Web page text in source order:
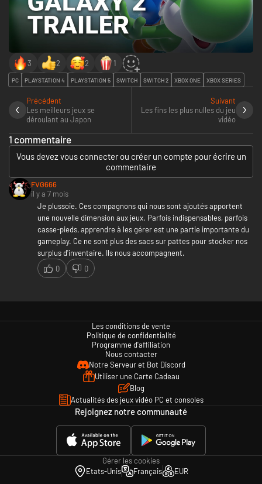
3 2 2 1
PC PLAYSTATION 4 PLAYSTATION 5 SWITCH SWITCH 2 XBOX ONE XBOX SERIES
Précédent
Les meilleurs jeux se
déroulant au Japon
Suivant
Les fins les plus nulles du jeu
vidéo
1 commentaire
Vous devez vous connecter ou créer un compte pour écrire un
commentaire
FVG666
il y a 7 mois
Je plussoie. Ces compagnons qui nous sont ajoutés apportent
une nouvelle dimension aux jeux. Parfois indispensables, parfois
casse-pieds, apprendre à les gérer est une partie importante du
gameplay. Ce ne sont plus des sacs sur pattes pour stocker nos
surplus d'inventaire. Ils nous accompagnent.
0
0
Les conditions de vente
Politique de confidentialité
Programme d'affiliation
Nous contacter
Notre Serveur et Bot Discord
Utiliser une Carte Cadeau
Blog
Actualités des jeux vidéo PC et consoles
Rejoignez notre communauté
Gérer les cookies
Etats-Unis
Français EUR